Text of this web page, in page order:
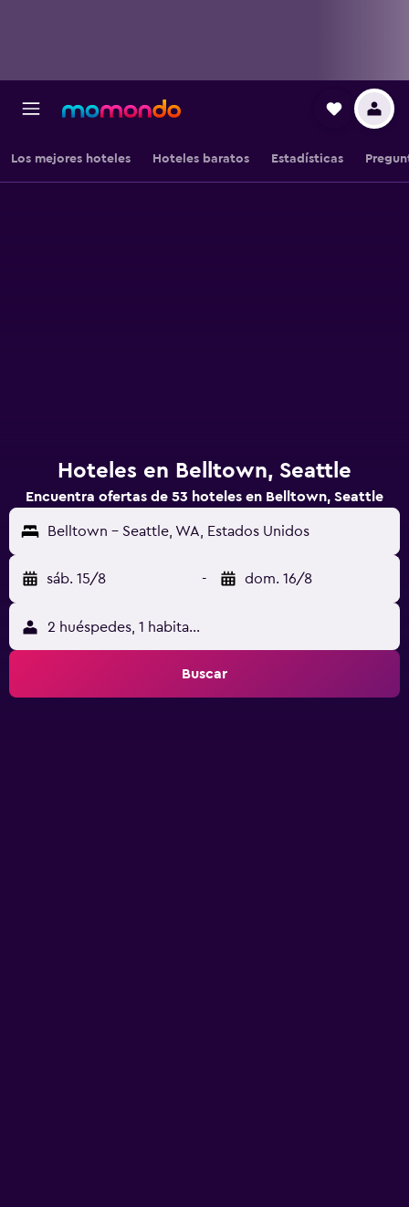
Los mejores hoteles Hoteles baratos Estadísticas
Hoteles en Belltown, Seattle
Encuentra ofertas de 53 hoteles en Belltown, Seattle
Belltown - Seattle, WA, Estados Unidos
sáb. 15/8 - dom. 16/8
2 huéspedes, 1 habitación
Buscar